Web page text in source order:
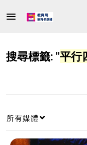
搜尋標籤: "平行
所有媒體